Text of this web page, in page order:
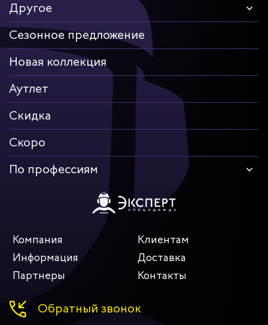
Другое
Сезонное предложение
Новая коллекция
Аутлет
Скидка
Скоро
По профессиям
Компания
Клиентам
Информация
Доставка
Партнеры
Контакты
Обратный звонок